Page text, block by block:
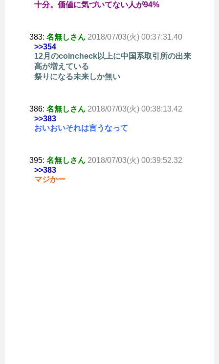
十分。価値に気づいてない人が94%
383: 名無しさん 2018/07/03(火) 00:37:31.40
>>354
12月のcoincheck以上に中国系取引所の出来
高が増えている
祭りになる未来しか無い
386: 名無しさん 2018/07/03(火) 00:38:13.42
>>383
おいおいそれは言うなって
395: 名無しさん 2018/07/03(火) 00:39:52.32
>>383
マジかー